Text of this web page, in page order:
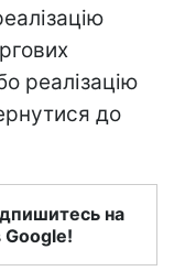
реалізацію
до
на
Google!